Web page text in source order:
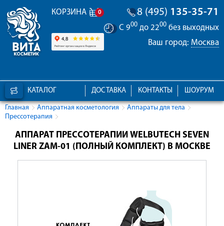
КОРЗИНА 0 8 (495) 135-35-71
С 900 до 2200 без выходных
Ваш город: Москва
КАТАЛОГ ШОУРУМ
КОНТАКТЫ
ДОСТАВКА
Главная Аппаратная косметология
Аппараты для тела
Прессотерапия
АППАРАТ ПРЕССОТЕРАПИИ WELBUTECH SEVEN
LINER ZAM-01 (ПОЛНЫЙ КОМПЛЕКТ) В МОСКВЕ